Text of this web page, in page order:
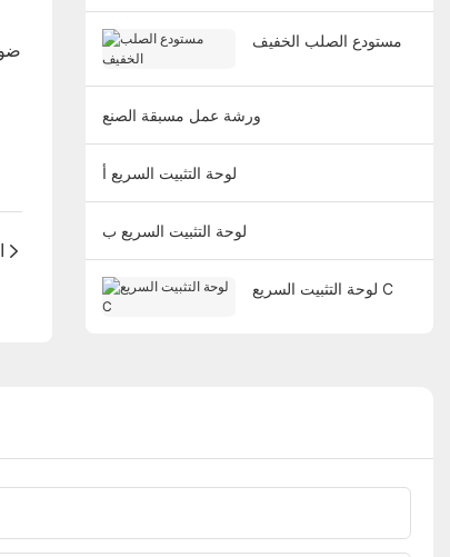
مستودع الصلب الخفيف
ورشة عمل مسبقة الصنع
لوحة التثبيت السريع أ
لوحة التثبيت السريع ب
لوحة التثبيت السريع C